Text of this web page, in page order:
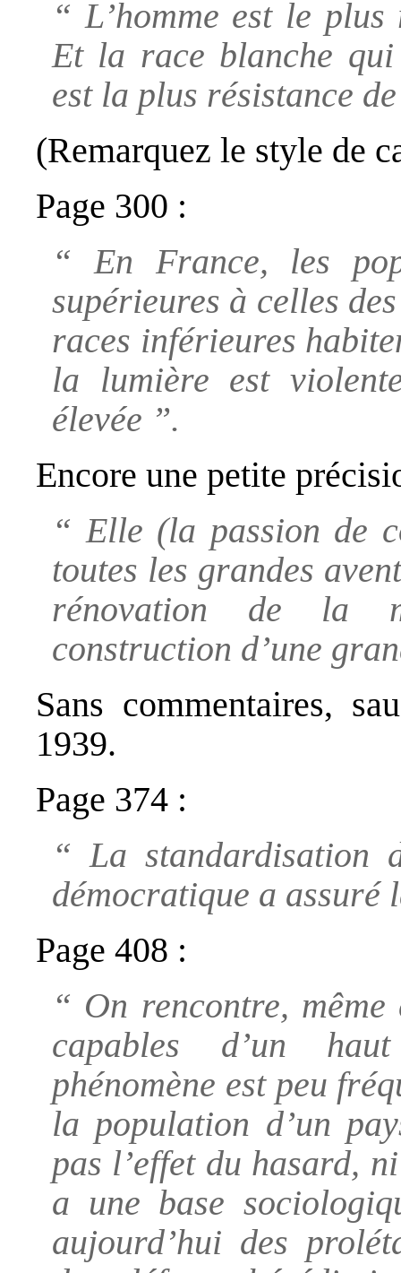
“ L’homme est le
Et la race blanche
est la plus résistance
(Remarquez le style de
Page 300 :
“ En France, les
supérieures à celles
races inférieures
la lumière est
élevée ”.
Encore une petite
“ Elle (la passion de
toutes les grandes
rénovation de la
construction d’une
Sans commentaires,
1939.
Page 374 :
“ La standardisation
démocratique a assuré
Page 408 :
“ On rencontre,
capables d’un
phénomène est peu
la population d’un
pas l’effet du hasard,
a une base
aujourd’hui des